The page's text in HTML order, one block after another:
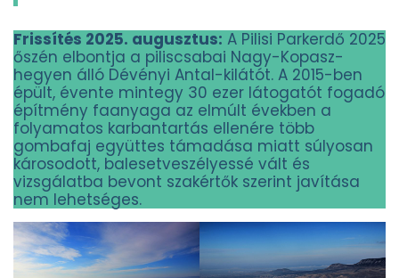
Frissítés 2025. augusztus: A Pilisi Parkerdő 2025
őszén elbontja a piliscsabai Nagy-Kopasz-
hegyen álló Dévényi Antal-kilátót. A 2015-ben
épült, évente mintegy 30 ezer látogatót fogadó
építmény faanyaga az elmúlt években a
folyamatos karbantartás ellenére több
gombafaj együttes támadása miatt súlyosan
károsodott, balesetveszélyessé vált és
vizsgálatba bevont szakértők szerint javítása
nem lehetséges.